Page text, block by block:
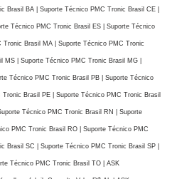
Brasil BA | Suporte Técnico PMC Tronic Brasil CE |
Técnico PMC Tronic Brasil ES | Suporte Técnico
Brasil MA | Suporte Técnico PMC Tronic
| Suporte Técnico PMC Tronic Brasil MG |
Técnico PMC Tronic Brasil PB | Suporte Técnico
Brasil PE | Suporte Técnico PMC Tronic Brasil
Técnico PMC Tronic Brasil RN | Suporte
PMC Tronic Brasil RO | Suporte Técnico PMC
Brasil SC | Suporte Técnico PMC Tronic Brasil SP |
Técnico PMC Tronic Brasil TO | ASK